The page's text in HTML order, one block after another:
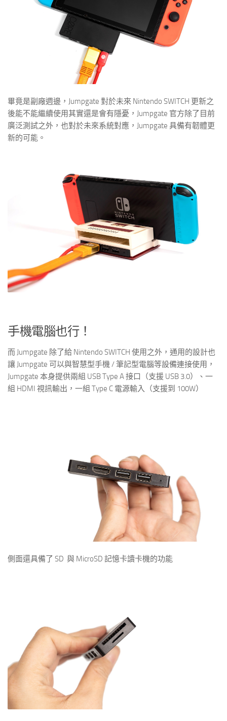
畢竟是副廠週邊，Jumpgate 對於未來 Nintendo SWITCH 更新之
後能不能繼續使用其實還是會有隱憂，Jumpgate 官方除了目前
廣泛測試之外，也對於未來系統對應，Jumpgate 具備有韌體更
新的可能。
手機電腦也行！
而 Jumpgate 除了給 Nintendo SWITCH 使用之外，通用的設計也
讓 Jumpgate 可以與智慧型手機 / 筆記型電腦等設備連接使用，
Jumpgate 本身提供兩組 USB Type A 接口（支援 USB 3.0）、一
組 HDMI 視訊輸出，一組 Type C 電源輸入（支援到 100W）
側面還具備了 SD 與 MicroSD 記憶卡讀卡機的功能